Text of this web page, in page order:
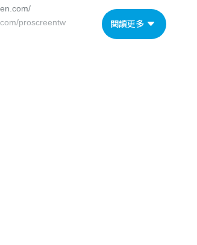
proscreentw 閱讀更多